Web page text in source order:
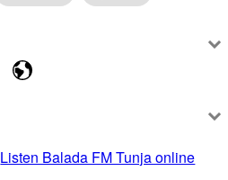
Listen Balada FM Tunja online